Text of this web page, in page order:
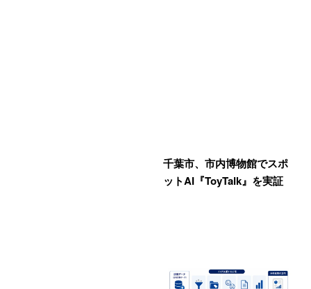
千葉市、市内博物館でスポ
ットAI『ToyTalk』を実証